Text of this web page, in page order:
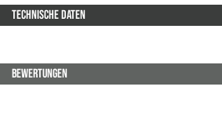
TECHNISCHE DATEN
BEWERTUNGEN